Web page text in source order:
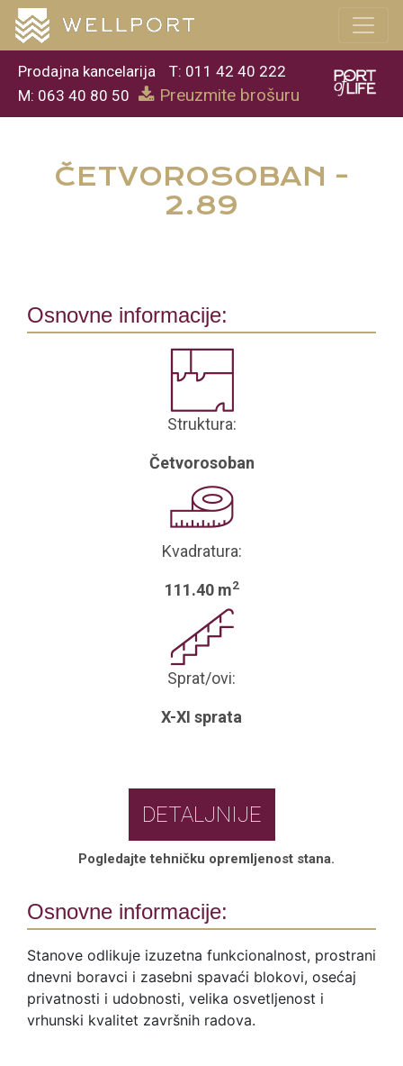
Prodajna kancelarija
T: 011 42 40 222
M: 063 40 80 50
Preuzmite brošuru
ČETVOROSOBAN -
2.89
Osnovne informacije:
Struktura:
Četvorosoban
Kvadratura:
111.40 m2
Sprat/ovi:
X-XI sprata
DETALJNIJE
Pogledajte tehničku opremljenost stana.
Osnovne informacije:
Stanove odlikuje izuzetna funkcionalnost, prostrani
dnevni boravci i zasebni spavaći blokovi, osećaj
privatnosti i udobnosti, velika osvetljenost i
vrhunski kvalitet završnih radova.